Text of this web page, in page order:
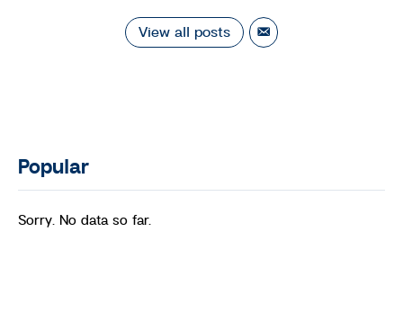
View all posts
Popular
Sorry. No data so far.